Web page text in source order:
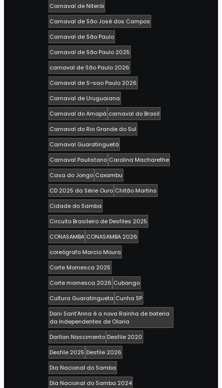
Carnaval de Niterói
Carnaval de São José dos Campos
Carnaval de São Paulo
Carnaval de São Paulo 2025
carnaval de São Paulo 2026
Carnaval de S~sao Paulo 2026
Carnaval de Uruguaiana
Carnaval do Amapá carnaval do Brasil
Carnaval do Rio Grande do Sul
Carnaval Guaratinguetá
Carnaval Paulistano Carolina Macharethe
Casa do Jongo Caxambu
CD 2025 da Série Ouro Chitão Martins
Cidade do Samba
Circuito Brasileiro de Desfiles 2025
CONASAMBA CONASAMBA 2026
coreógrafo Marcio Moura
Corte Momesca 2025
Corte momesca 2026 Cubango
Cultura Guaratingueta Cunha SP
Dani Sant’Anna é a nova Rainha de bateria
da Independentes de Olaria
Darllan Nascimento Desfile 2020
Desfile 2025 Desfile 2026
Dia Nacional do Samba
Dia Nacional do Samba 2024